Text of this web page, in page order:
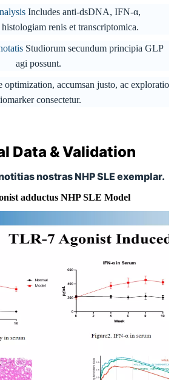
Includes anti-dsDNA, IFN-α,
renis et transcriptomica.
Studiorum secundum principia GLP
agi possunt.
optimization, accumsan justo, ac exploratio
consectetur.
Data & Validation
nostras NHP SLE exemplar.
adductus NHP SLE Model